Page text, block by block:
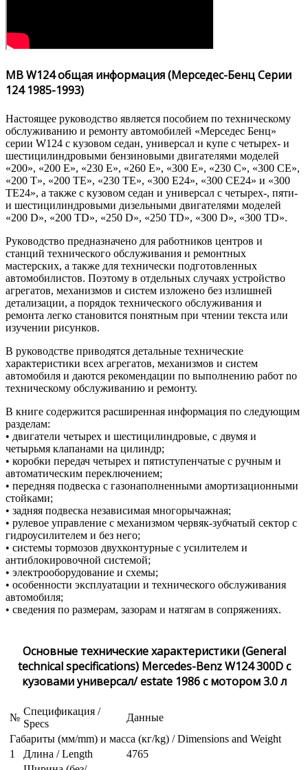
MB W124 общая информация (Мерседес-Бенц Серии
124 1985-1993)
Настоящее руководство является пособием по техническому
обслуживанию и ремонту автомобилей «Мерседес Бенц»
серии W124 с кузовом седан, универсал и купе с четырех- и
шестицилиндровыми бензиновыми двигателями моделей
«200», «200 Е», «230 E», «260 Е», «300 E», «230 С», «300 СЕ»,
«200 Т», «200 ТЕ», «230 ТЕ», «300 Е24», «300 СЕ24» и «300
ТЕ24», а также с кузовом седан и универсал с четырех-, пяти-
и шестицилиндровыми дизельными двигателями моделей
«200 D», «200 ТD», «250 D», «250 ТD», «300 D», «300 ТD».
Руководство предназначено для работников центров и
станций технического обслуживания и ремонтных
мастерских, а также для технически подготовленных
автомобилистов. Поэтому в отдельных случаях устройство
агрегатов, механизмов и систем изложено без излишней
детализации, а порядок технического обслуживания и
ремонта легко становится понятным при чтении текста или
изучении рисунков.
В руководстве приводятся детальные технические
характеристики всех агрегатов, механизмов и систем
автомобиля и даются рекомендации по выполнению работ no
техническому обслуживанию и ремонту.
В книге содержится расширенная информация по следующим
разделам:
• двигатели четырех и шестицилиндровые, с двумя и
четырьмя клапанами на цилиндр;
• коробки передач четырех и пятиступенчатые с ручным и
автоматическим переключением;
• передняя подвеска с газонаполненными амортизационными
стойками;
• задняя подвеска независимая многорычажная;
• рулевое управление с механизмом червяк-зубчатый сектор с
гидроусилителем и без него;
• системы тормозов двухконтурные с усилителем и
антиблокировочной системой;
• электрооборудование и схемы;
• особенности эксплуатации и технического обслуживания
автомобиля;
• сведения по размерам, зазорам и натягам в сопряжениях.
Основные технические характеристики (General
technical specifications) Mercedes-Benz W124 300D с
кузовами универсал/ estate 1986 с мотором 3.0 л
№
Спецификация /
Specs
Данные
Габариты (мм/mm) и масса (кг/kg) / Dimensions and Weight
1
Длина / Length
4765